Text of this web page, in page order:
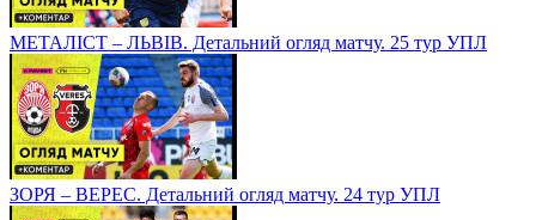
МЕТАЛІСТ – ЛЬВІВ. Детальний огляд матчу. 25 тур УПЛ
ЗОРЯ – ВЕРЕС. Детальний огляд матчу. 24 тур УПЛ